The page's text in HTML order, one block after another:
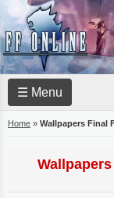
☰ Menu
Home » Wallpapers Final